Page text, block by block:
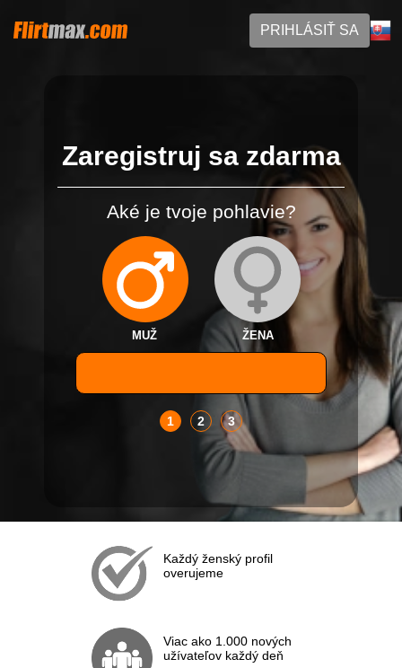
PRIHLÁSIŤ SA
Zaregistruj sa zdarma
Aké je tvoje pohlavie?
MUŽ ŽENA
1 2 3
Každý ženský profil
overujeme
Viac ako 1.000 nových
užívateľov každý deň